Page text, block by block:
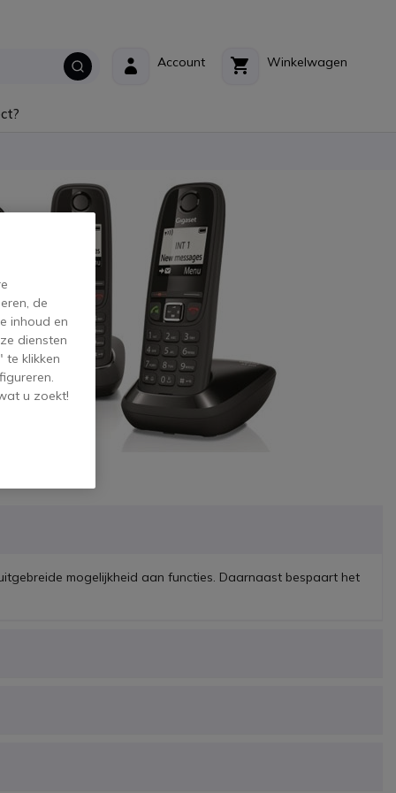
Winkelwagen
Account
mogelijkheid aan functies. Daarnaast bespaart het
de
inhoud en
diensten
te klikken
u zoekt!